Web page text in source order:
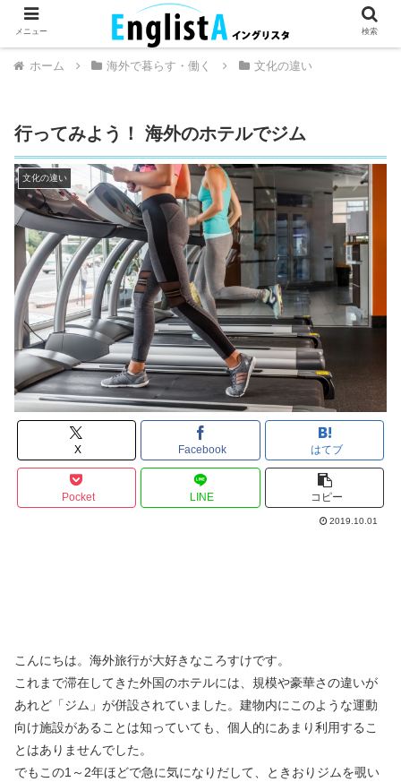
英語が話せるとちょっとハッピー。
ホーム 海外で暮らす・働く 文化の違い
行ってみよう！ 海外のホテルでジム
文化の違い
X Facebook はてブ
Pocket LINE コピー
2019.10.01
こんにちは。海外旅行が大好きなころすけです。
これまで滞在してきた外国のホテルには、規模や豪華さの違いが
あれど「ジム」が併設されていました。建物内にこのような運動
向け施設があることは知っていても、個人的にあまり利用するこ
とはありませんでした。
でもこの1～2年ほどで急に気になりだして、ときおりジムを覗い
メニュー 検索